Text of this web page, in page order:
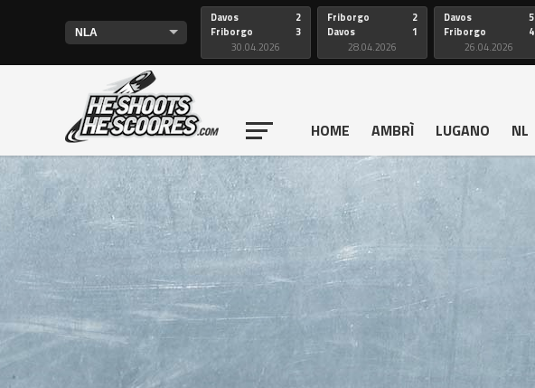
Davos
Friborgo
2
3
30.04.2026
Friborgo
Davos
2
1
28.04.2026
Davos
Friborgo
5
4
26.04.2026
HOME AMBRÌ LUGANO NL